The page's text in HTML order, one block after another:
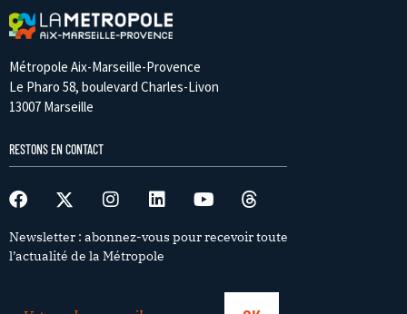
Métropole Aix-Marseille-Provence
Le Pharo 58, boulevard Charles-Livon
13007 Marseille
RESTONS EN CONTACT
Newsletter : abonnez-vous pour recevoir toute
l’actualité de la Métropole